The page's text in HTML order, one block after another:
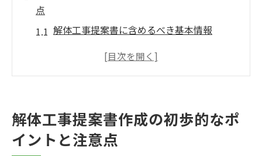
点
解体工事提案書に含めるべき基本情報
初期段階での関係者とのコミュニケーショ
提案書作成時に避けるべき一般的なミス
初歩的な質問への対応策
解体工事提案書作成の初歩的なポ
イントと注意点